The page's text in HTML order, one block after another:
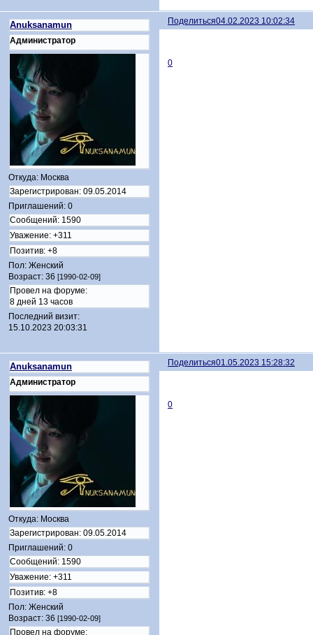
Поделиться04.02.2023 10:02:34
Anuksanamun
Администратор
Откуда: Москва
Зарегистрирован: 09.05.2014
Приглашений: 0
Сообщений: 1590
Уважение: +311
Позитив: +8
Пол: Женский
Возраст: 36 [1990-02-09]
Провел на форуме:
8 дней 13 часов
Последний визит:
15.10.2023 20:03:31
0
Поделиться01.05.2023 15:28:32
Anuksanamun
Администратор
Откуда: Москва
Зарегистрирован: 09.05.2014
Приглашений: 0
Сообщений: 1590
Уважение: +311
Позитив: +8
Пол: Женский
Возраст: 36 [1990-02-09]
Провел на форуме:
0